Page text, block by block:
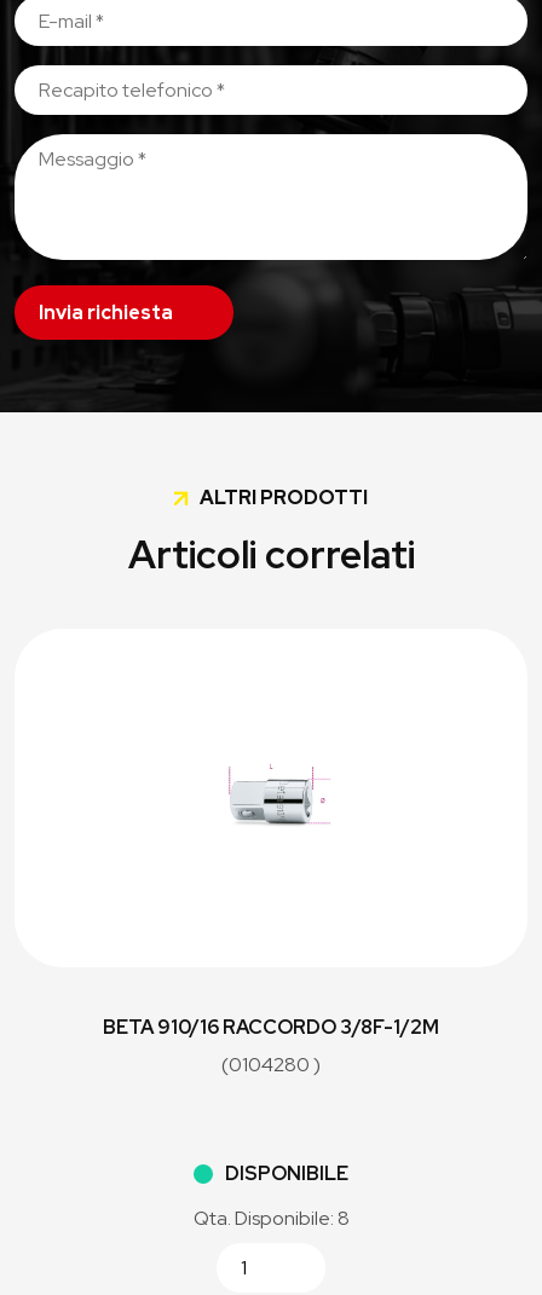
Invia richiesta
ALTRI PRODOTTI
Articoli correlati
BETA 910/16 RACCORDO 3/8F-1/2M
(0104280 )
DISPONIBILE
Qta. Disponibile: 8